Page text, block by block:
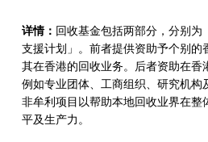
(
R
F
)
详情： 回收基金包括两部分，分别为
支援计划」。前者提供资助予个别的
其在香港的回收业务。后者资助在香
例如专业团体、工商组织、研究机构
非牟利项目以帮助本地回收业界在整
平及生产力。